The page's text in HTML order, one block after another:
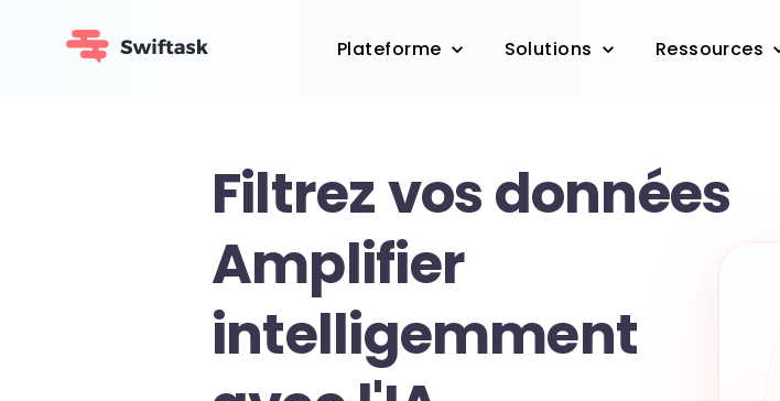
Plateforme Solutions Ressources
Filtrez vos données
Amplifier
intelligemment